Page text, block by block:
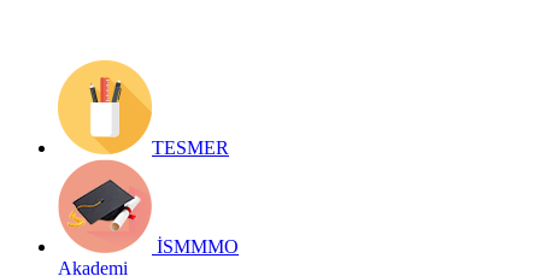
TESMER
İSMMMO
Akademi